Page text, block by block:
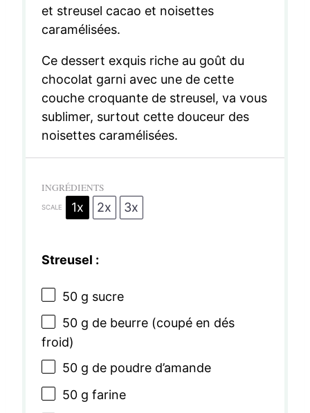
et streusel cacao et noisettes
caramélisées.
Ce dessert exquis riche au goût du
chocolat garni avec une de cette
couche croquante de streusel, va vous
sublimer, surtout cette douceur des
noisettes caramélisées.
INGRÉDIENTS
SCALE 1x 2x 3x
Streusel :
50 g sucre
50 g de beurre (coupé en dés
froid)
50 g de poudre d’amande
50 g farine